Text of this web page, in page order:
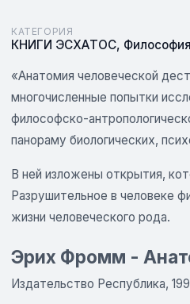
КАТЕГОРИЯ
КНИГИ ЭСХАТОС, Философия
«Анатомия человеческой
многочисленные попытки
философско-
панораму биологических,
В ней изложены открытия,
Разрушительное в человеке
жизни человеческого рода.
Эрих Фромм -
Издательство Республика,